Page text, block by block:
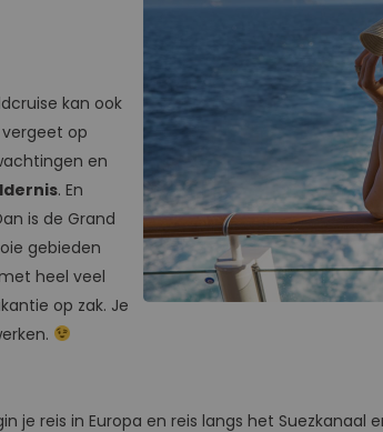
kan ook
op
en
. En
is de Grand
gebieden
heel veel
op zak. Je
reis in Europa en reis langs het Suezkanaal